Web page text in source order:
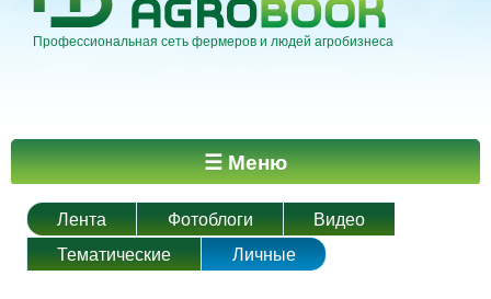
Профессиональная сеть фермеров и людей агробизнеса
Главное меню ☰ Меню
Лента Фотоблоги
Видео
Тематические
Личные